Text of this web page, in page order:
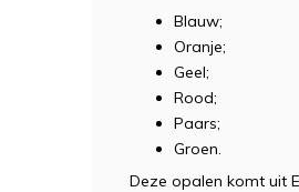
Blauw;
Oranje;
Geel;
Rood;
Paars;
Groen.
Deze opalen komt uit